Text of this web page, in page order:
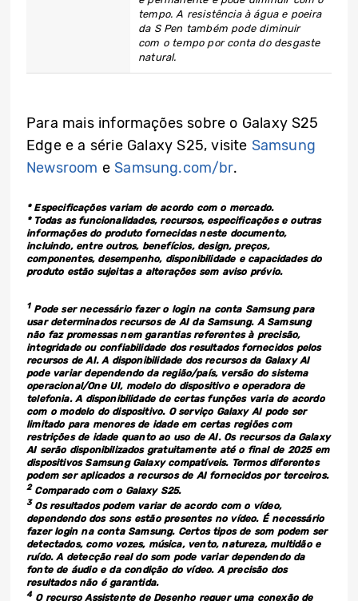
tempo. A resistência à água e poeira
da S Pen também pode diminuir
com o tempo por conta do desgaste
natural.
Para mais informações sobre o Galaxy S25
Edge e a série Galaxy S25, visite Samsung
Newsroom e Samsung.com/br.
* Especificações variam de acordo com o mercado.
* Todas as funcionalidades, recursos, especificações e outras
informações do produto fornecidas neste documento,
incluindo, entre outros, benefícios, design, preços,
componentes, desempenho, disponibilidade e capacidades do
produto estão sujeitas a alterações sem aviso prévio.
1Pode ser necessário fazer o login na conta Samsung para
usar determinados recursos de AI da Samsung. A Samsung
não faz promessas nem garantias referentes à precisão,
integridade ou confiabilidade dos resultados fornecidos pelos
recursos de AI. A disponibilidade dos recursos da Galaxy AI
pode variar dependendo da região/país, versão do sistema
operacional/One UI, modelo do dispositivo e operadora de
telefonia. A disponibilidade de certas funções varia de acordo
com o modelo do dispositivo. O serviço Galaxy AI pode ser
limitado para menores de idade em certas regiões com
restrições de idade quanto ao uso de AI. Os recursos da Galaxy
AI serão disponibilizados gratuitamente até o final de 2025 em
dispositivos Samsung Galaxy compatíveis. Termos diferentes
podem ser aplicados a recursos de AI fornecidos por terceiros.
2Comparado com o Galaxy S25.
3Os resultados podem variar de acordo com o vídeo,
dependendo dos sons estão presentes no vídeo. É necessário
fazer login na conta Samsung. Certos tipos de som podem ser
detectados, como vozes, música, vento, natureza, multidão e
ruído. A detecção real do som pode variar dependendo da
fonte de áudio e da condição do vídeo. A precisão dos
resultados não é garantida.
4O recurso Assistente de Desenho requer uma conexão de